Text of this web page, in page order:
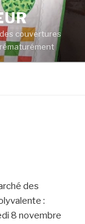
couvertures
des
:
8 novembre